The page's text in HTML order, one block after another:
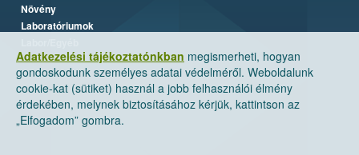
Adatkezelési tájékoztatónkban megismerheti, hogyan
gondoskodunk személyes adatai védelméről. Weboldalunk
cookie-kat (sütiket) használ a jobb felhasználói élmény
érdekében, melynek biztosításához kérjük, kattintson az
„Elfogadom” gombra.
Növény
Laboratóriumok